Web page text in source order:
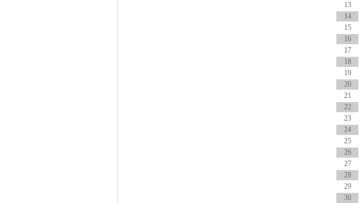
13
14
15
16
17
18
19
20
21
22
23
24
25
26
27
28
29
30